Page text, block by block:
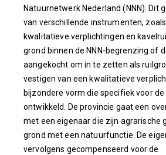
Natuurnetwerk Nederland (NNN). Dit
van verschillende instrumenten,
kwalitatieve verplichtingen en
grond binnen de NNN-begrenzing of
aangekocht om in te zetten als
vestigen van een kwalitatieve
bijzondere vorm die specifiek voor de
ontwikkeld. De provincie gaat een
met een eigenaar die zijn agrarische
grond met een natuurfunctie. De
vervolgens gecompenseerd voor de